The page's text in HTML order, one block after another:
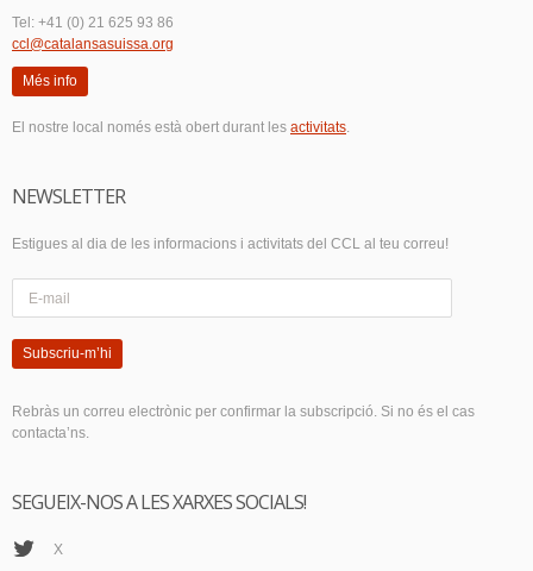
Tel: +41 (0) 21 625 93 86
ccl@catalansasuissa.org
Més info
El nostre local només està obert durant les activitats.
NEWSLETTER
Estigues al dia de les informacions i activitats del CCL al teu correu!
Subscriu-m’hi
Rebràs un correu electrònic per confirmar la subscripció. Si no és el cas
contacta’ns.
SEGUEIX-NOS A LES XARXES SOCIALS!
X